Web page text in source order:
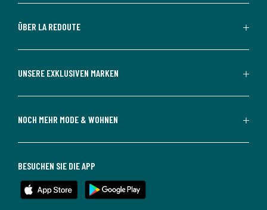
ÜBER LA REDOUTE
UNSERE EXKLUSIVEN MARKEN
NOCH MEHR MODE & WOHNEN
BESUCHEN SIE DIE APP